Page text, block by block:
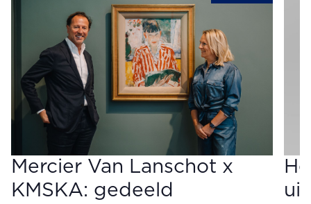
Mercier Van Lanschot x
KMSKA: gedeeld